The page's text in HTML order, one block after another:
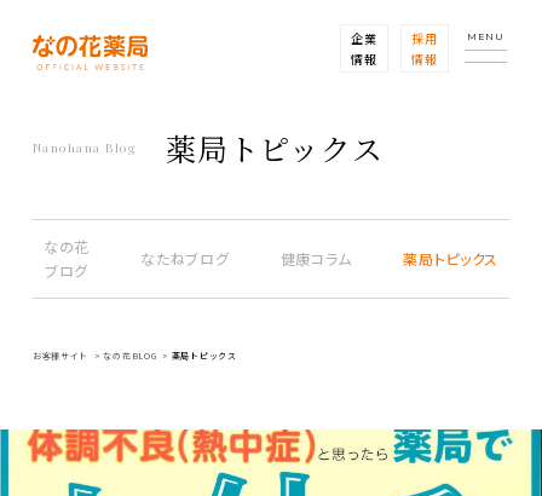
企業
情報
採用
情報
MENU
Nanohana Blog 薬局トピックス
なの花
ブログ
なたねブログ 健康コラム 薬局トピックス
お客様サイト なの花BLOG 薬局トピックス